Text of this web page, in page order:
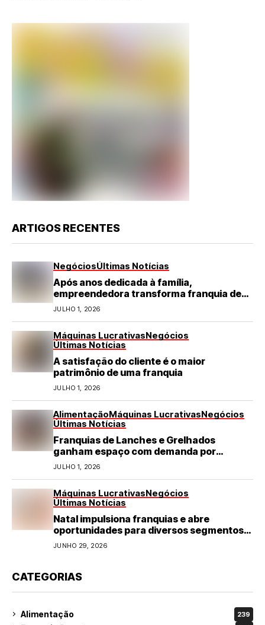
ARTIGOS RECENTES
NegóciosÚltimas Notícias
Após anos dedicada à família,
empreendedora transforma franquia de
turismo em negócio de destaque no RN
JULHO 1, 2026
Máquinas LucrativasNegócios
Últimas Notícias
A satisfação do cliente é o maior
patrimônio de uma franquia
JULHO 1, 2026
AlimentaçãoMáquinas LucrativasNegócios
Últimas Notícias
Franquias de Lanches e Grelhados
ganham espaço com demanda por
refeições rápidas e de qualidade
JULHO 1, 2026
Máquinas LucrativasNegócios
Últimas Notícias
Natal impulsiona franquias e abre
oportunidades para diversos segmentos
do varejo
JUNHO 29, 2026
CATEGORIAS
Alimentação 239